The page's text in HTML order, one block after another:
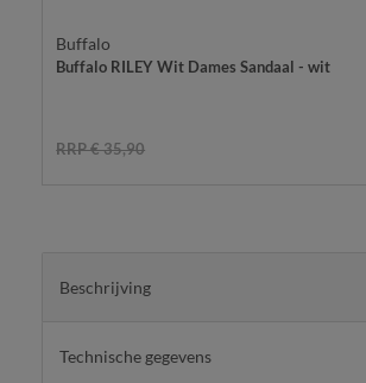
Buffalo
Buffalo RILEY Wit Dames Sandaal - wit
RRP € 35,90
Beschrijving
Technische gegevens